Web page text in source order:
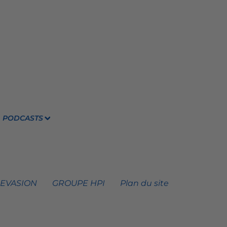
PODCASTS
GROUPE HPI Plan du site